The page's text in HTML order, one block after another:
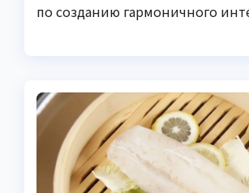
по созданию гармоничного